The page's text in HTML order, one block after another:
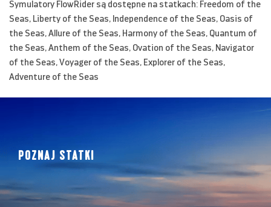
Symulatory FlowRider są dostępne na statkach: Freedom of the
Seas, Liberty of the Seas, Independence of the Seas, Oasis of
the Seas, Allure of the Seas, Harmony of the Seas, Quantum of
the Seas, Anthem of the Seas, Ovation of the Seas, Navigator
of the Seas, Voyager of the Seas, Explorer of the Seas,
Adventure of the Seas
POZNAJ STATKI
KLASA OASIS
ALLURE OF THE SEAS HARMONY OF